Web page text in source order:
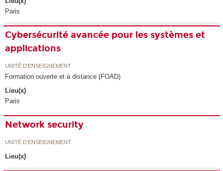
Paris
Cybersécurité avancée pour les systèmes et
applications
UNITÉ D’ENSEIGNEMENT
Formation ouverte et à distance (FOAD)
Lieu(x)
Paris
Network security
UNITÉ D’ENSEIGNEMENT
Lieu(x)